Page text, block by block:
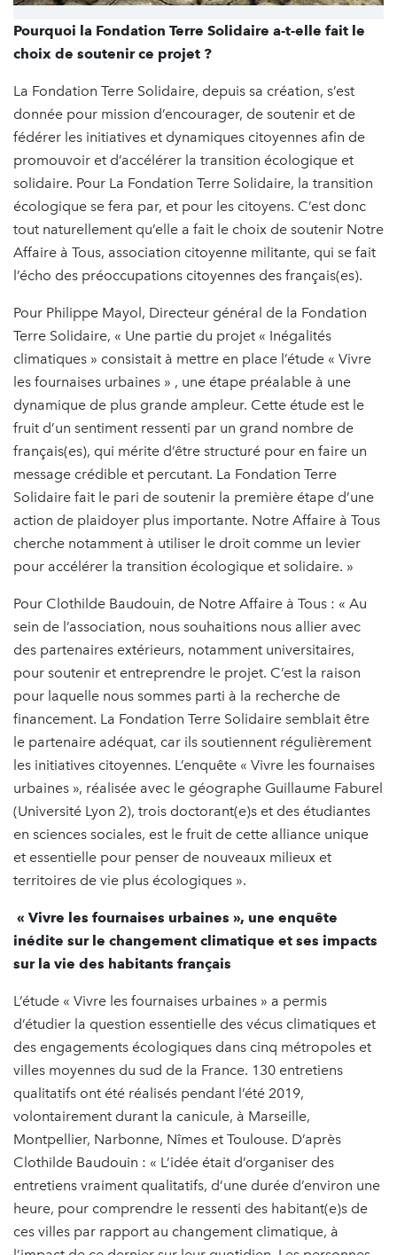
Pourquoi la Fondation Terre Solidaire a-t-elle fait le
choix de soutenir ce projet ?
La Fondation Terre Solidaire, depuis sa création, s’est
donnée pour mission d’encourager, de soutenir et de
fédérer les initiatives et dynamiques citoyennes afin de
promouvoir et d’accélérer la transition écologique et
solidaire. Pour La Fondation Terre Solidaire, la transition
écologique se fera par, et pour les citoyens. C’est donc
tout naturellement qu’elle a fait le choix de soutenir Notre
Affaire à Tous, association citoyenne militante, qui se fait
l’écho des préoccupations citoyennes des français(es).
Pour Philippe Mayol, Directeur général de la Fondation
Terre Solidaire, « Une partie du projet « Inégalités
climatiques » consistait à mettre en place l’étude « Vivre
les fournaises urbaines » , une étape préalable à une
dynamique de plus grande ampleur. Cette étude est le
fruit d’un sentiment ressenti par un grand nombre de
français(es), qui mérite d’être structuré pour en faire un
message crédible et percutant. La Fondation Terre
Solidaire fait le pari de soutenir la première étape d’une
action de plaidoyer plus importante. Notre Affaire à Tous
cherche notamment à utiliser le droit comme un levier
pour accélérer la transition écologique et solidaire. »
Pour Clothilde Baudouin, de Notre Affaire à Tous : « Au
sein de l’association, nous souhaitions nous allier avec
des partenaires extérieurs, notamment universitaires,
pour soutenir et entreprendre le projet. C’est la raison
pour laquelle nous sommes parti à la recherche de
financement. La Fondation Terre Solidaire semblait être
le partenaire adéquat, car ils soutiennent régulièrement
les initiatives citoyennes. L’enquête « Vivre les fournaises
urbaines », réalisée avec le géographe Guillaume Faburel
(Université Lyon 2), trois doctorant(e)s et des étudiantes
en sciences sociales, est le fruit de cette alliance unique
et essentielle pour penser de nouveaux milieux et
territoires de vie plus écologiques ».
« Vivre les fournaises urbaines », une enquête
inédite sur le changement climatique et ses impacts
sur la vie des habitants français
L’étude « Vivre les fournaises urbaines » a permis
d’étudier la question essentielle des vécus climatiques et
des engagements écologiques dans cinq métropoles et
villes moyennes du sud de la France. 130 entretiens
qualitatifs ont été réalisés pendant l’été 2019,
volontairement durant la canicule, à Marseille,
Montpellier, Narbonne, Nîmes et Toulouse. D’après
Clothilde Baudouin : « L’idée était d’organiser des
entretiens vraiment qualitatifs, d’une durée d’environ une
heure, pour comprendre le ressenti des habitant(e)s de
ces villes par rapport au changement climatique, à